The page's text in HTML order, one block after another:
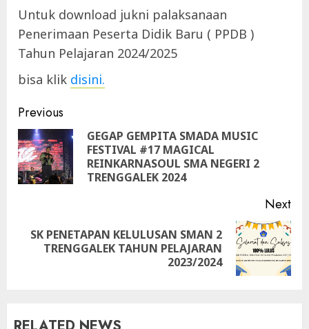
Untuk download jukni palaksanaan
Penerimaan Peserta Didik Baru ( PPDB )
Tahun Pelajaran 2024/2025
bisa klik disini.
Continue
Reading
Previous
GEGAP GEMPITA SMADA MUSIC
FESTIVAL #17 MAGICAL
REINKARNASOUL SMA NEGERI 2
TRENGGALEK 2024
Next
Next
SK PENETAPAN KELULUSAN SMAN 2
TRENGGALEK TAHUN PELAJARAN
2023/2024